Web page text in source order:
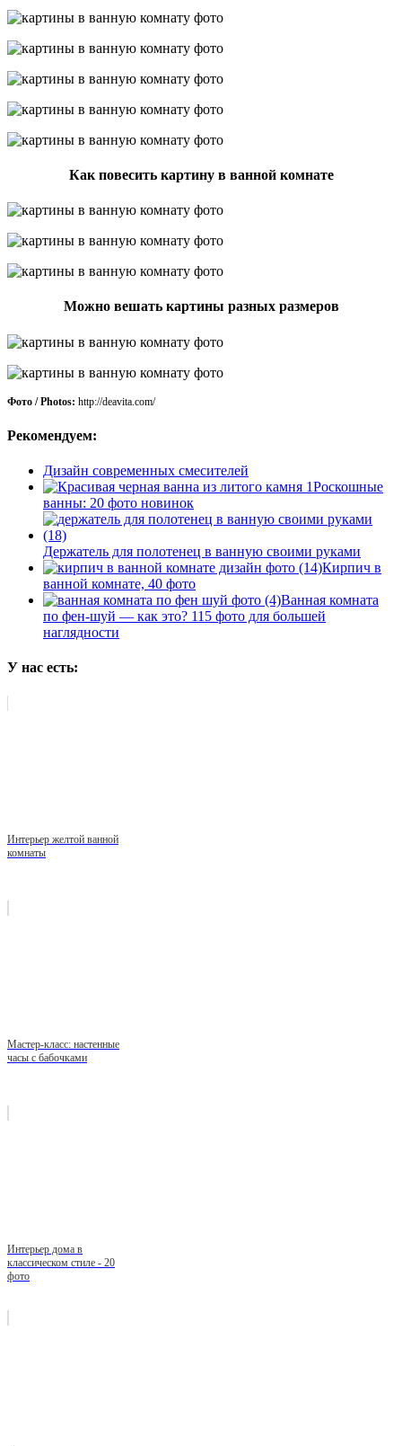
Как повесить картину в ванной комнате
Можно вешать картины разных размеров
Фото / Photos: http://deavita.com/
Рекомендуем:
Дизайн современных смесителей
Роскошные
ванны: 20 фото новинок
Держатель для полотенец в ванную своими руками
Кирпич в
ванной комнате, 40 фото
Ванная комната
по фен-шуй — как это? 115 фото для большей
наглядности
У нас есть:
Интерьер желтой ванной
комнаты
Мастер-класс: настенные
часы с бабочками
Интерьер дома в
классическом стиле - 20
фото